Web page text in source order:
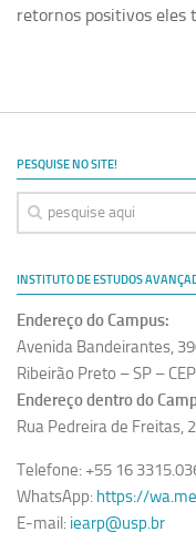
Clipping
Relatórios
Newsletter
retornos positivos eles
PESQUISE NO SITE!
INSTITUTO DE ESTUDOS
Endereço do Campus:
Avenida Bandeirantes,
Ribeirão Preto – SP –
Endereço dentro do
Rua Pedreira de Freitas,
Telefone: +55 16
WhatsApp: https://
E-mail: iearp@usp.br